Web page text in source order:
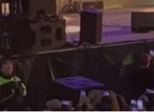
Tout l'agenda
Eté
Quand il pleut
Avec les enfants
Entre amis
Lieux branchés
Meilleurs brunch
Restaurants avec
Séjours en bord
mer
Séjours en train